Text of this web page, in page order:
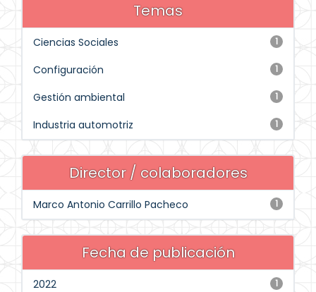
Temas
1
Ciencias Sociales
1
Configuración
1
Gestión ambiental
1
Industria automotriz
Director / colaboradores
1
Marco Antonio Carrillo Pacheco
Fecha de publicación
1
2022